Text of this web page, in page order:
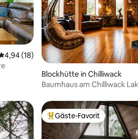
Bewertungen Bewertung: 4,94 von
4,94 (18)
Blockhütte in Chilliwack
Baumhaus am Chilliwack
Beliebter Gäste-Favorit.
Gäste-Favorit